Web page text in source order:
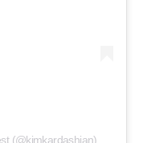
(@kimkardashian)